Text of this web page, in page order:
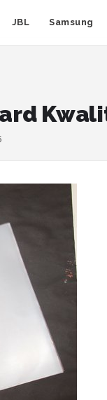
JBL Samsung